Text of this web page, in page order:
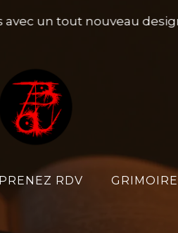
un tout nouveau
PRENEZ RDV GRIMOIRE